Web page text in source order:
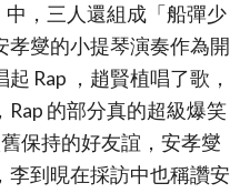
中，三人還組成「船彈少
燮的小提琴演奏作為開
Rap ，趙賢植唱了歌，
的部分真的超級爆笑
保持的好友誼，安孝燮
李到晛在採訪中也稱讚安